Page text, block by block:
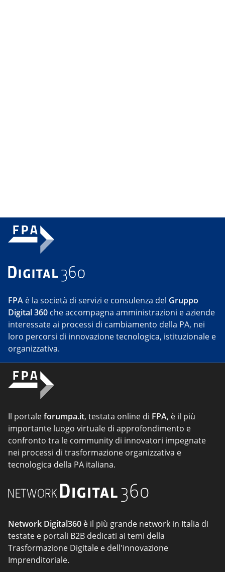
FPA è la società di servizi e consulenza del Gruppo
Digital 360 che accompagna amministrazioni e aziende
interessate ai processi di cambiamento della PA, nei
loro percorsi di innovazione tecnologica, istituzionale e
organizzativa.
Il portaleforumpa.it, testata online di FPA, è il più
importante luogo virtuale di approfondimento e
confronto tra le community di innovatori impegnate
nei processi di trasformazione organizzativa e
tecnologica della PA italiana.
Network Digital360 è il più grande network in Italia di
testate e portali B2B dedicati ai temi della
Trasformazione Digitale e dell'innovazione
Imprenditoriale.